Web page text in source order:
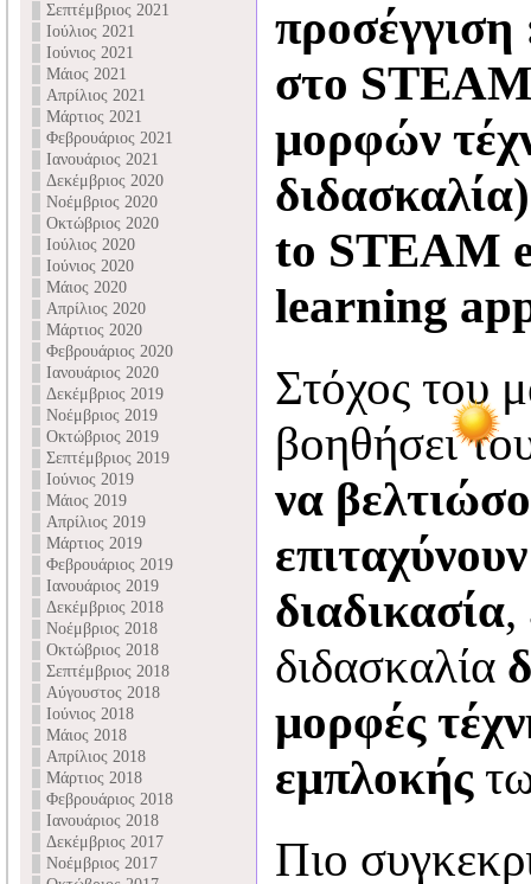
Σεπτέμβριος 2021
Ιούλιος 2021
Ιούνιος 2021
Μάιος 2021
Απρίλιος 2021
Μάρτιος 2021
Φεβρουάριος 2021
Ιανουάριος 2021
Δεκέμβριος 2020
Νοέμβριος 2020
Οκτώβριος 2020
Ιούλιος 2020
Ιούνιος 2020
Μάιος 2020
Απρίλιος 2020
Μάρτιος 2020
Φεβρουάριος 2020
Ιανουάριος 2020
Δεκέμβριος 2019
Νοέμβριος 2019
Οκτώβριος 2019
Σεπτέμβριος 2019
Ιούνιος 2019
Μάιος 2019
Απρίλιος 2019
Μάρτιος 2019
Φεβρουάριος 2019
Ιανουάριος 2019
Δεκέμβριος 2018
Νοέμβριος 2018
Οκτώβριος 2018
Σεπτέμβριος 2018
Αύγουστος 2018
Ιούνιος 2018
Μάιος 2018
Απρίλιος 2018
Μάρτιος 2018
Φεβρουάριος 2018
Ιανουάριος 2018
Δεκέμβριος 2017
Νοέμβριος 2017
στο
μορφών
διδασκαλία)
to STEAM
learning
Στόχος του
βοηθήσει
να
επιταχύνουν
διαδικασία,
διδασκαλία
μορφές
εμπλοκής
Πιο